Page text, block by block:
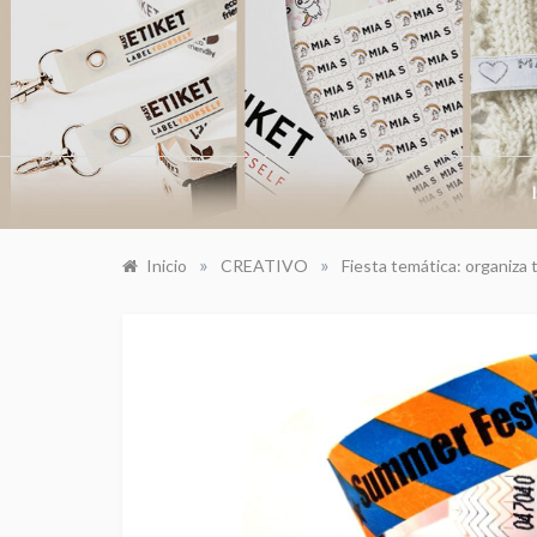
contenido
Inicio » CREATIVO » Fiesta temática: organiza